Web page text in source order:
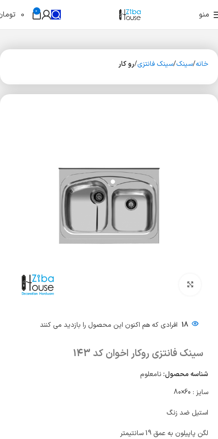
منو 0
0
خانه سینک سینک فانتزی رو کار
18 افرادی که هم اکنون این محصول را بازدید می کنند
سینک فانتزی روکار اخوان کد 143
شناسه محصول: نامعلوم
سایز : 60×80
استیل ضد زنگ
لگن پاپیلون به عمق 19 سانتیمتر